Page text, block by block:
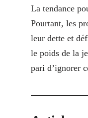
La tendance
Pourtant, les
leur dette et
le poids de la
pari d’ignorer